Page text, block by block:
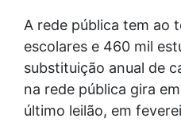
A rede pública tem ao
escolares e 460 mil
substituição anual de
na rede pública gira
último leilão, em